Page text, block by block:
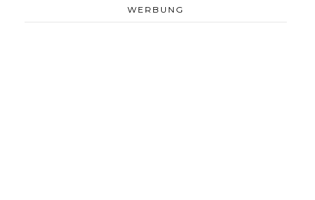
WERBUNG